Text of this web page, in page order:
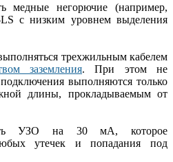
медные негорючие (например,
с низким уровнем выделения
трехжильным кабелем
заземления. При этом не
выполняются только
длины, прокладываемым от
УЗО на 30 мА, которое
утечек и попадания под